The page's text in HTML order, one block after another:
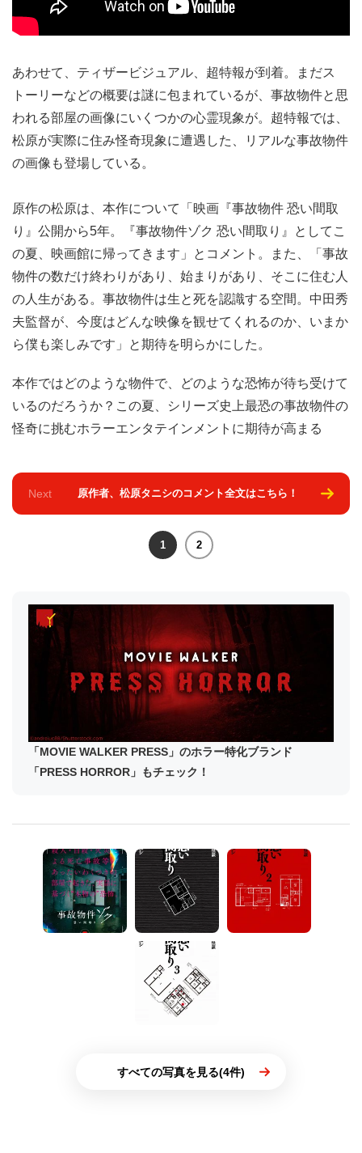
あわせて、ティザービジュアル、超特報が到着。まだス
トーリーなどの概要は謎に包まれているが、事故物件と思
われる部屋の画像にいくつかの心霊現象が。超特報では、
松原が実際に住み怪奇現象に遭遇した、リアルな事故物件
の画像も登場している。
原作の松原は、本作について「映画『事故物件 恐い間取
り』公開から5年。『事故物件ゾク 恐い間取り』としてこ
の夏、映画館に帰ってきます」とコメント。また、「事故
物件の数だけ終わりがあり、始まりがあり、そこに住む人
の人生がある。事故物件は生と死を認識する空間。中田秀
夫監督が、今度はどんな映像を観せてくれるのか、いまか
ら僕も楽しみです」と期待を明らかにした。
本作ではどのような物件で、どのような恐怖が待ち受けて
いるのだろうか？この夏、シリーズ史上最恐の事故物件の
怪奇に挑むホラーエンタテインメントに期待が高まる
Next 原作者、松原タニシのコメント全文はこちら！
1 2
「MOVIE WALKER PRESS」のホラー特化ブランド
「PRESS HORROR」もチェック！
すべての写真を見る(4件)